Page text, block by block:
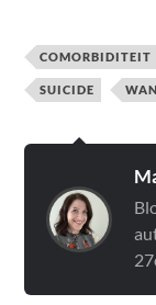
COMORBIDITEIT
SUICIDE